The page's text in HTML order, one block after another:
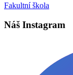
Fakultní škola
Náš Instagram